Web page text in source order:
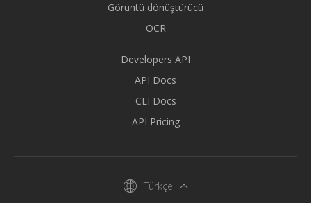
Görüntü dönüştürücü
OCR
Developers API
API Docs
CLI Docs
API Pricing
Türkçe